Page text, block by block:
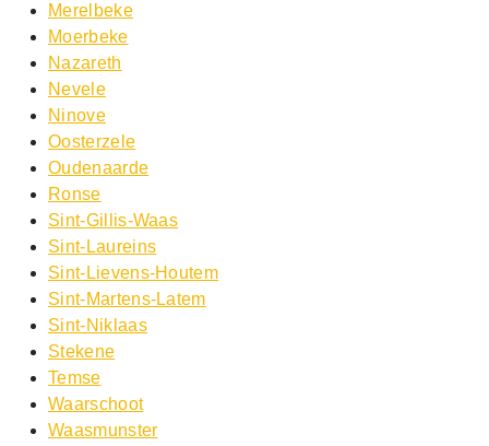
Merelbeke
Moerbeke
Nazareth
Nevele
Ninove
Oosterzele
Oudenaarde
Ronse
Sint-Gillis-Waas
Sint-Laureins
Sint-Lievens-Houtem
Sint-Martens-Latem
Sint-Niklaas
Stekene
Temse
Waarschoot
Waasmunster